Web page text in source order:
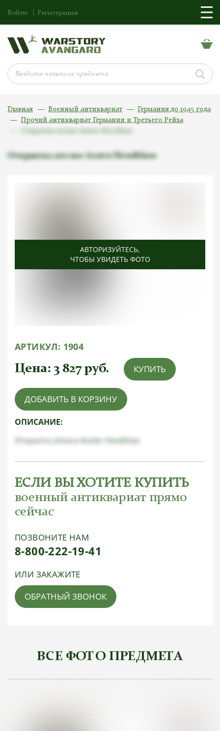
Войти Регистрация
Главная Военный антиквариат
Германия до 1945 года
Прочий антиквариат Германии и Третьего Рейха
Открытка ателье Axster Heudtlass
АВТОРИЗУЙТЕСЬ,
ЧТОБЫ УВИДЕТЬ ФОТО
АВТОРИЗУЙТЕСЬ,
ЧТОБЫ УВИДЕТЬ ФОТО
АВТОРИЗУЙТЕСЬ,
ЧТОБЫ УВИДЕТЬ ФОТО
АРТИКУЛ: 1904
Цена: 3 827руб. КУПИТЬ
ДОБАВИТЬ В КОРЗИНУ
ОПИСАНИЕ:
Открытка ателье Axster Heudtlass
ЕСЛИ ВЫ ХОТИТЕ КУПИТЬ
военный антиквариат прямо
сейчас
ПОЗВОНИТЕ НАМ
8-800-222-19-41
ИЛИ ЗАКАЖИТЕ
ОБРАТНЫЙ ЗВОНОК
ВСЕ ФОТО ПРЕДМЕТА